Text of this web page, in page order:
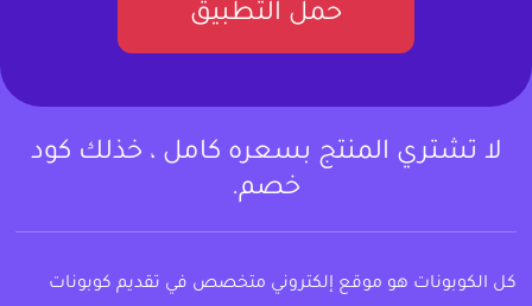
حمل التطبيق
لا تشتري المنتج بسعره كامل ، خذلك كود
خصم.
كل الكوبونات هو موقع إلكتروني متخصص في تقديم كوبونات